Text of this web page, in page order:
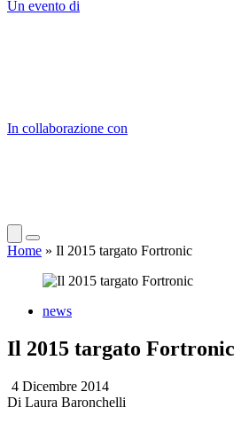
Un evento di
In collaborazione con
Home » Il 2015 targato Fortronic
news
Il 2015 targato Fortronic
4 Dicembre 2014
Di Laura Baronchelli